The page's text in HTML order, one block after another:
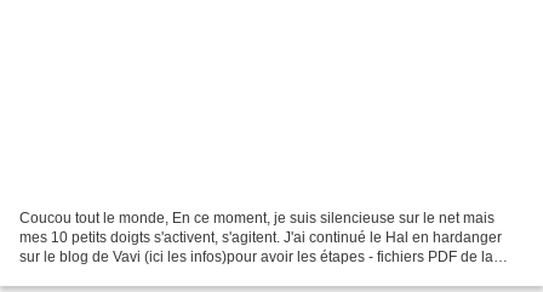
Coucou tout le monde, En ce moment, je suis silencieuse sur le net mais
mes 10 petits doigts s'activent, s'agitent. J'ai continué le Hal en hardanger
sur le blog de Vavi (ici les infos)pour avoir les étapes - fichiers PDF de la